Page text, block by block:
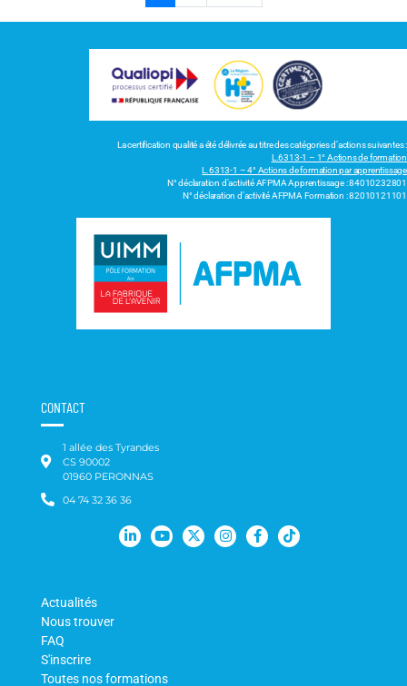
La certification qualité a été délivrée au titre des catégories d’actions suivantes :
L.6313-1 – 1° Actions de formation
L.6313-1 – 4° Actions de formation par apprentissage
N° déclaration d’activité AFPMA Apprentissage : 84010232801
N° déclaration d’activité AFPMA Formation : 82010121101
CONTACT
1 allée des Tyrandes
CS 90002
01960 PERONNAS
04 74 32 36 36
Actualités
Nous trouver
FAQ
S'inscrire
Toutes nos formations